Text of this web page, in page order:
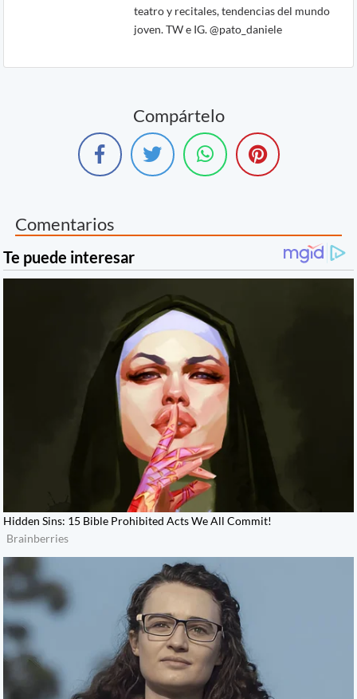
teatro y recitales, tendencias del mundo
joven. TW e IG. @pato_daniele
Compártelo
Comentarios